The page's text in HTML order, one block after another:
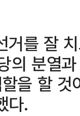
거를 잘
의 분열
을 할
다.